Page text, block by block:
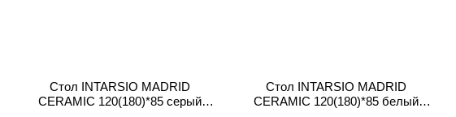
Стол INTARSIO MADRID
CERAMIC 120(180)*85 серый
Стол INTARSIO MADRID
CERAMIC 120(180)*85 белый